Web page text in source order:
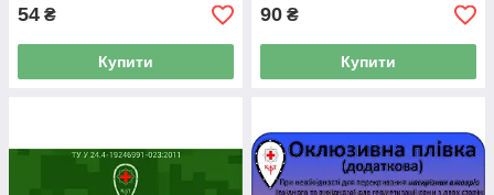
54 ₴
Купити
90 ₴
Купити